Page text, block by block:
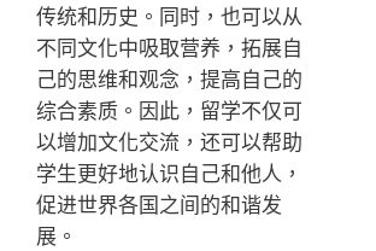
传统和历史。同时，也可以从
不同文化中吸取营养，拓展自
己的思维和观念，提高自己的
综合素质。因此，留学不仅可
以增加文化交流，还可以帮助
学生更好地认识自己和他人，
促进世界各国之间的和谐发
展。